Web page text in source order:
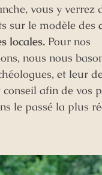
vous y verrez
sur le modèle des
locales. Pour nos
nous nous
et leur
afin de vos
le passé la plus